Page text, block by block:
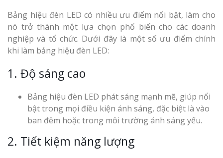
Bảng hiệu đèn LED có nhiều ưu điểm nổi bật, làm cho
nó trở thành một lựa chọn phổ biến cho các doanh
nghiệp và tổ chức. Dưới đây là một số ưu điểm chính
khi làm bảng hiệu đèn LED:
1. Độ sáng cao
Bảng hiệu đèn LED phát sáng mạnh mẽ, giúp nổi
bật trong mọi điều kiện ánh sáng, đặc biệt là vào
ban đêm hoặc trong môi trường ánh sáng yếu.
2. Tiết kiệm năng lượng